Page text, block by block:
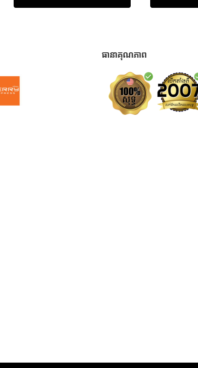
ធានាគុណភាព